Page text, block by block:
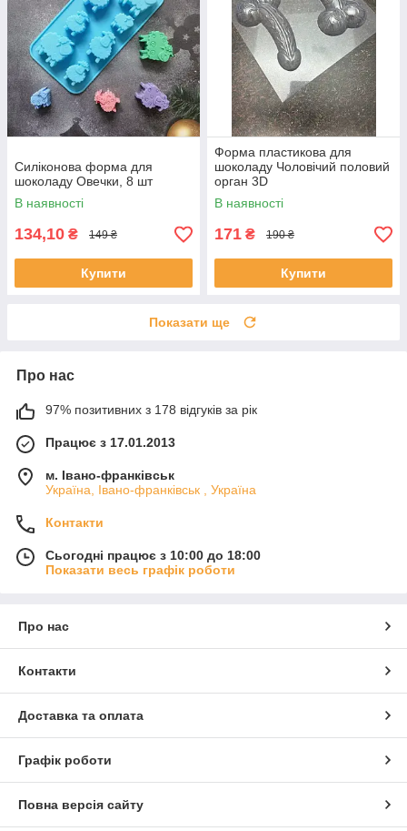
Силіконова форма для
шоколаду Овечки, 8 шт
В наявності
134,10 ₴ 149 ₴
Купити
Форма пластикова для
шоколаду Чоловічий половий
орган 3D
В наявності
171 ₴ 190 ₴
Купити
Показати ще
Про нас
97% позитивних з 178 відгуків за рік
Працює з 17.01.2013
м. Івано-франківськ
Україна, Івано-франківськ , Україна
Контакти
Сьогодні працює з 10:00 до 18:00
Показати весь графік роботи
Про нас
Контакти
Доставка та оплата
Графік роботи
Повна версія сайту